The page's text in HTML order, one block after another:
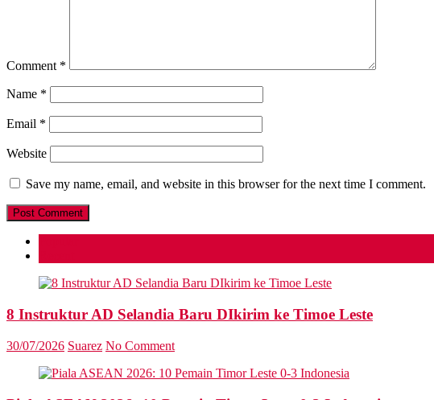
Comment *
Name *
Email *
Website
Save my name, email, and website in this browser for the next time I comment.
8 Instruktur AD Selandia Baru DIkirim ke Timoe Leste
30/07/2026 Suarez No Comment